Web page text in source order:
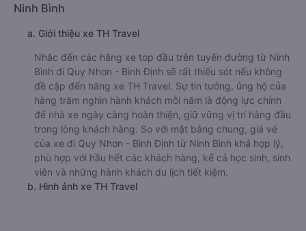
Ninh Bình
a. Giới thiệu xe TH Travel
Nhắc đến các hãng xe top đầu trên tuyến đường từ Ninh
Bình đi Quy Nhơn - Bình Định sẽ rất thiếu sót nếu không
đề cập đến hãng xe TH Travel. Sự tin tưởng, ủng hộ của
hàng trăm nghìn hành khách mỗi năm là động lực chính
để nhà xe ngày càng hoàn thiện, giữ vững vị trí hàng đầu
trong lòng khách hàng. So với mặt bằng chung, giá vé
của xe đi Quy Nhơn - Bình Định từ Ninh Bình khá hợp lý,
phù hợp với hầu hết các khách hàng, kể cả học sinh, sinh
viên và những hành khách du lịch tiết kiệm.
b. Hình ảnh xe TH Travel